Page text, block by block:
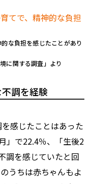
な負担を感じたことがあり
関する調査」より
調を経験
感じたことはあった
」で22.4％、「生後2
調を感じていたと回
うちは赤ちゃんもよ